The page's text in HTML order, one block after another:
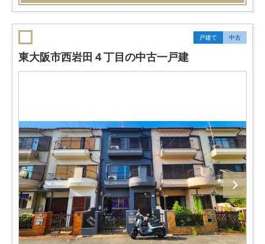
戸建て 中古
東大阪市西岩田４丁目の中古一戸建